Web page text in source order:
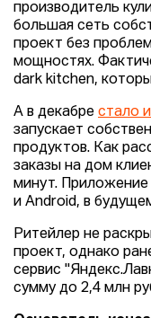
производитель
большая сеть
проект без
мощностях.
dark kitchen,
А в декабре стало
запускает
продуктов. Как
заказы на дом
минут. Приложение
и Android, в
Ритейлер не
проект, однако
сервис
сумму до 2,4 млн